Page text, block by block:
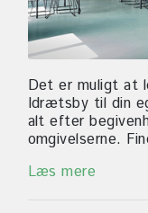
Det er muligt at
Idrætsby til din
alt efter
omgivelserne.
Læs mere